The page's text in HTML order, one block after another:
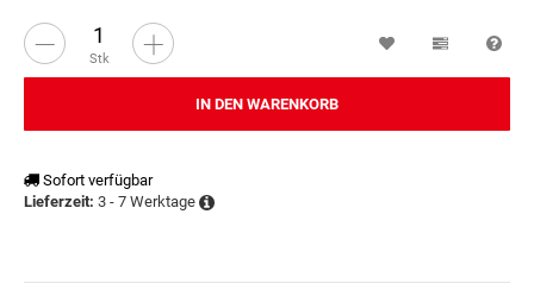
Stk
IN DEN WARENKORB
Sofort verfügbar
Lieferzeit: 3 - 7 Werktage
Wunschzettel